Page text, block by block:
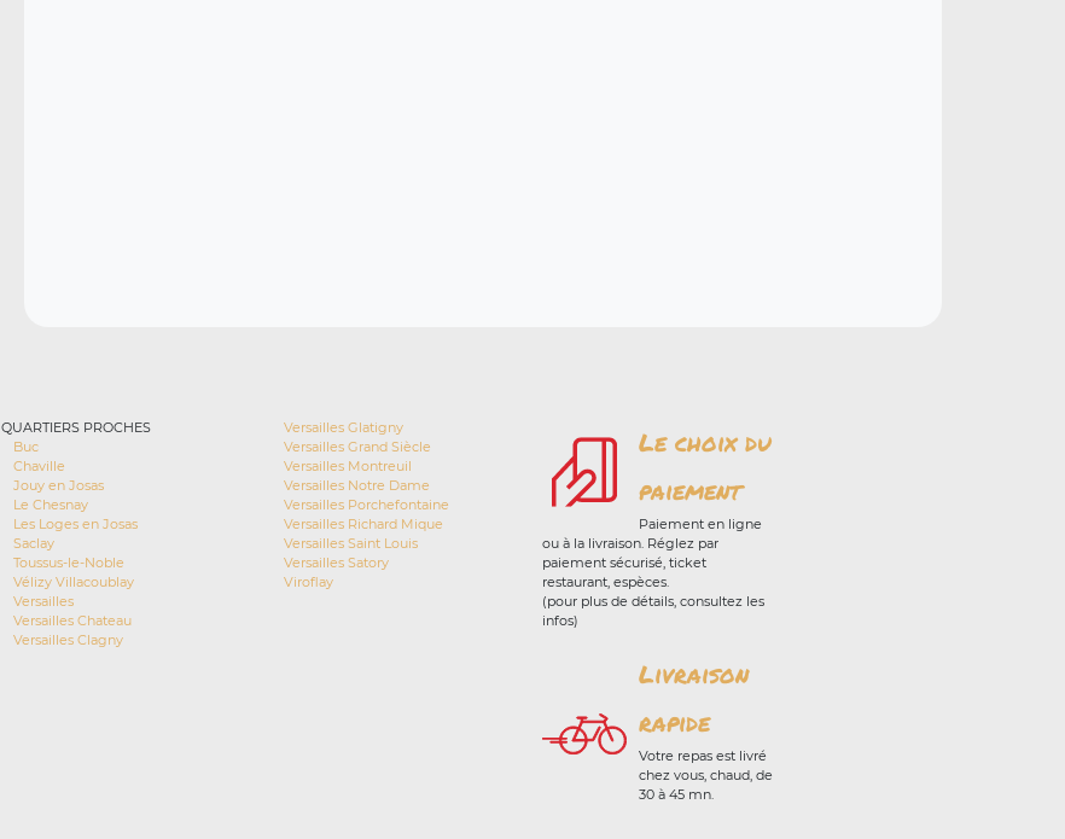
QUARTIERS PROCHES
Buc
Chaville
Jouy en Josas
Le Chesnay
Les Loges en Josas
Saclay
Toussus-le-Noble
Vélizy Villacoublay
Versailles
Versailles Chateau
Versailles Clagny
Versailles Glatigny
Versailles Grand Siècle
Versailles Montreuil
Versailles Notre Dame
Versailles Porchefontaine
Versailles Richard Mique
Versailles Saint Louis
Versailles Satory
Viroflay
Le choix du
paiement
Paiement en ligne
ou à la livraison. Réglez par
paiement sécurisé, ticket
restaurant, espèces.
(pour plus de détails, consultez les
infos)
Livraison
rapide
Votre repas est livré
chez vous, chaud, de
30 à 45 mn.